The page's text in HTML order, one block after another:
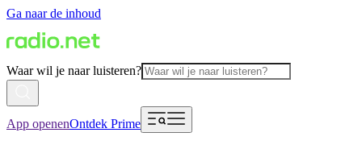
Ga naar de inhoud
Waar wil je naar luisteren?
App openenOntdek Prime